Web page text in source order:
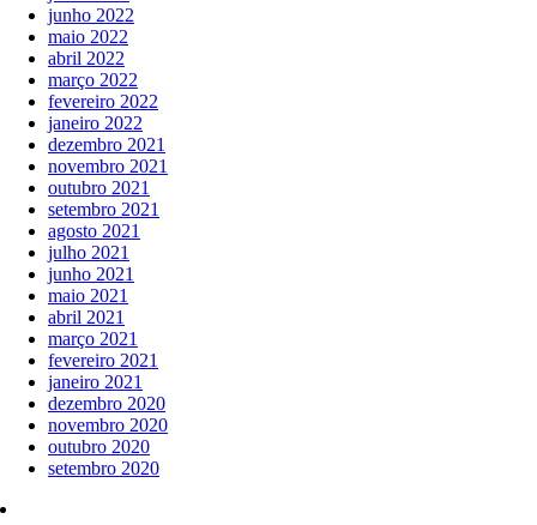
junho 2022
maio 2022
abril 2022
março 2022
fevereiro 2022
janeiro 2022
dezembro 2021
novembro 2021
outubro 2021
setembro 2021
agosto 2021
julho 2021
junho 2021
maio 2021
abril 2021
março 2021
fevereiro 2021
janeiro 2021
dezembro 2020
novembro 2020
outubro 2020
setembro 2020